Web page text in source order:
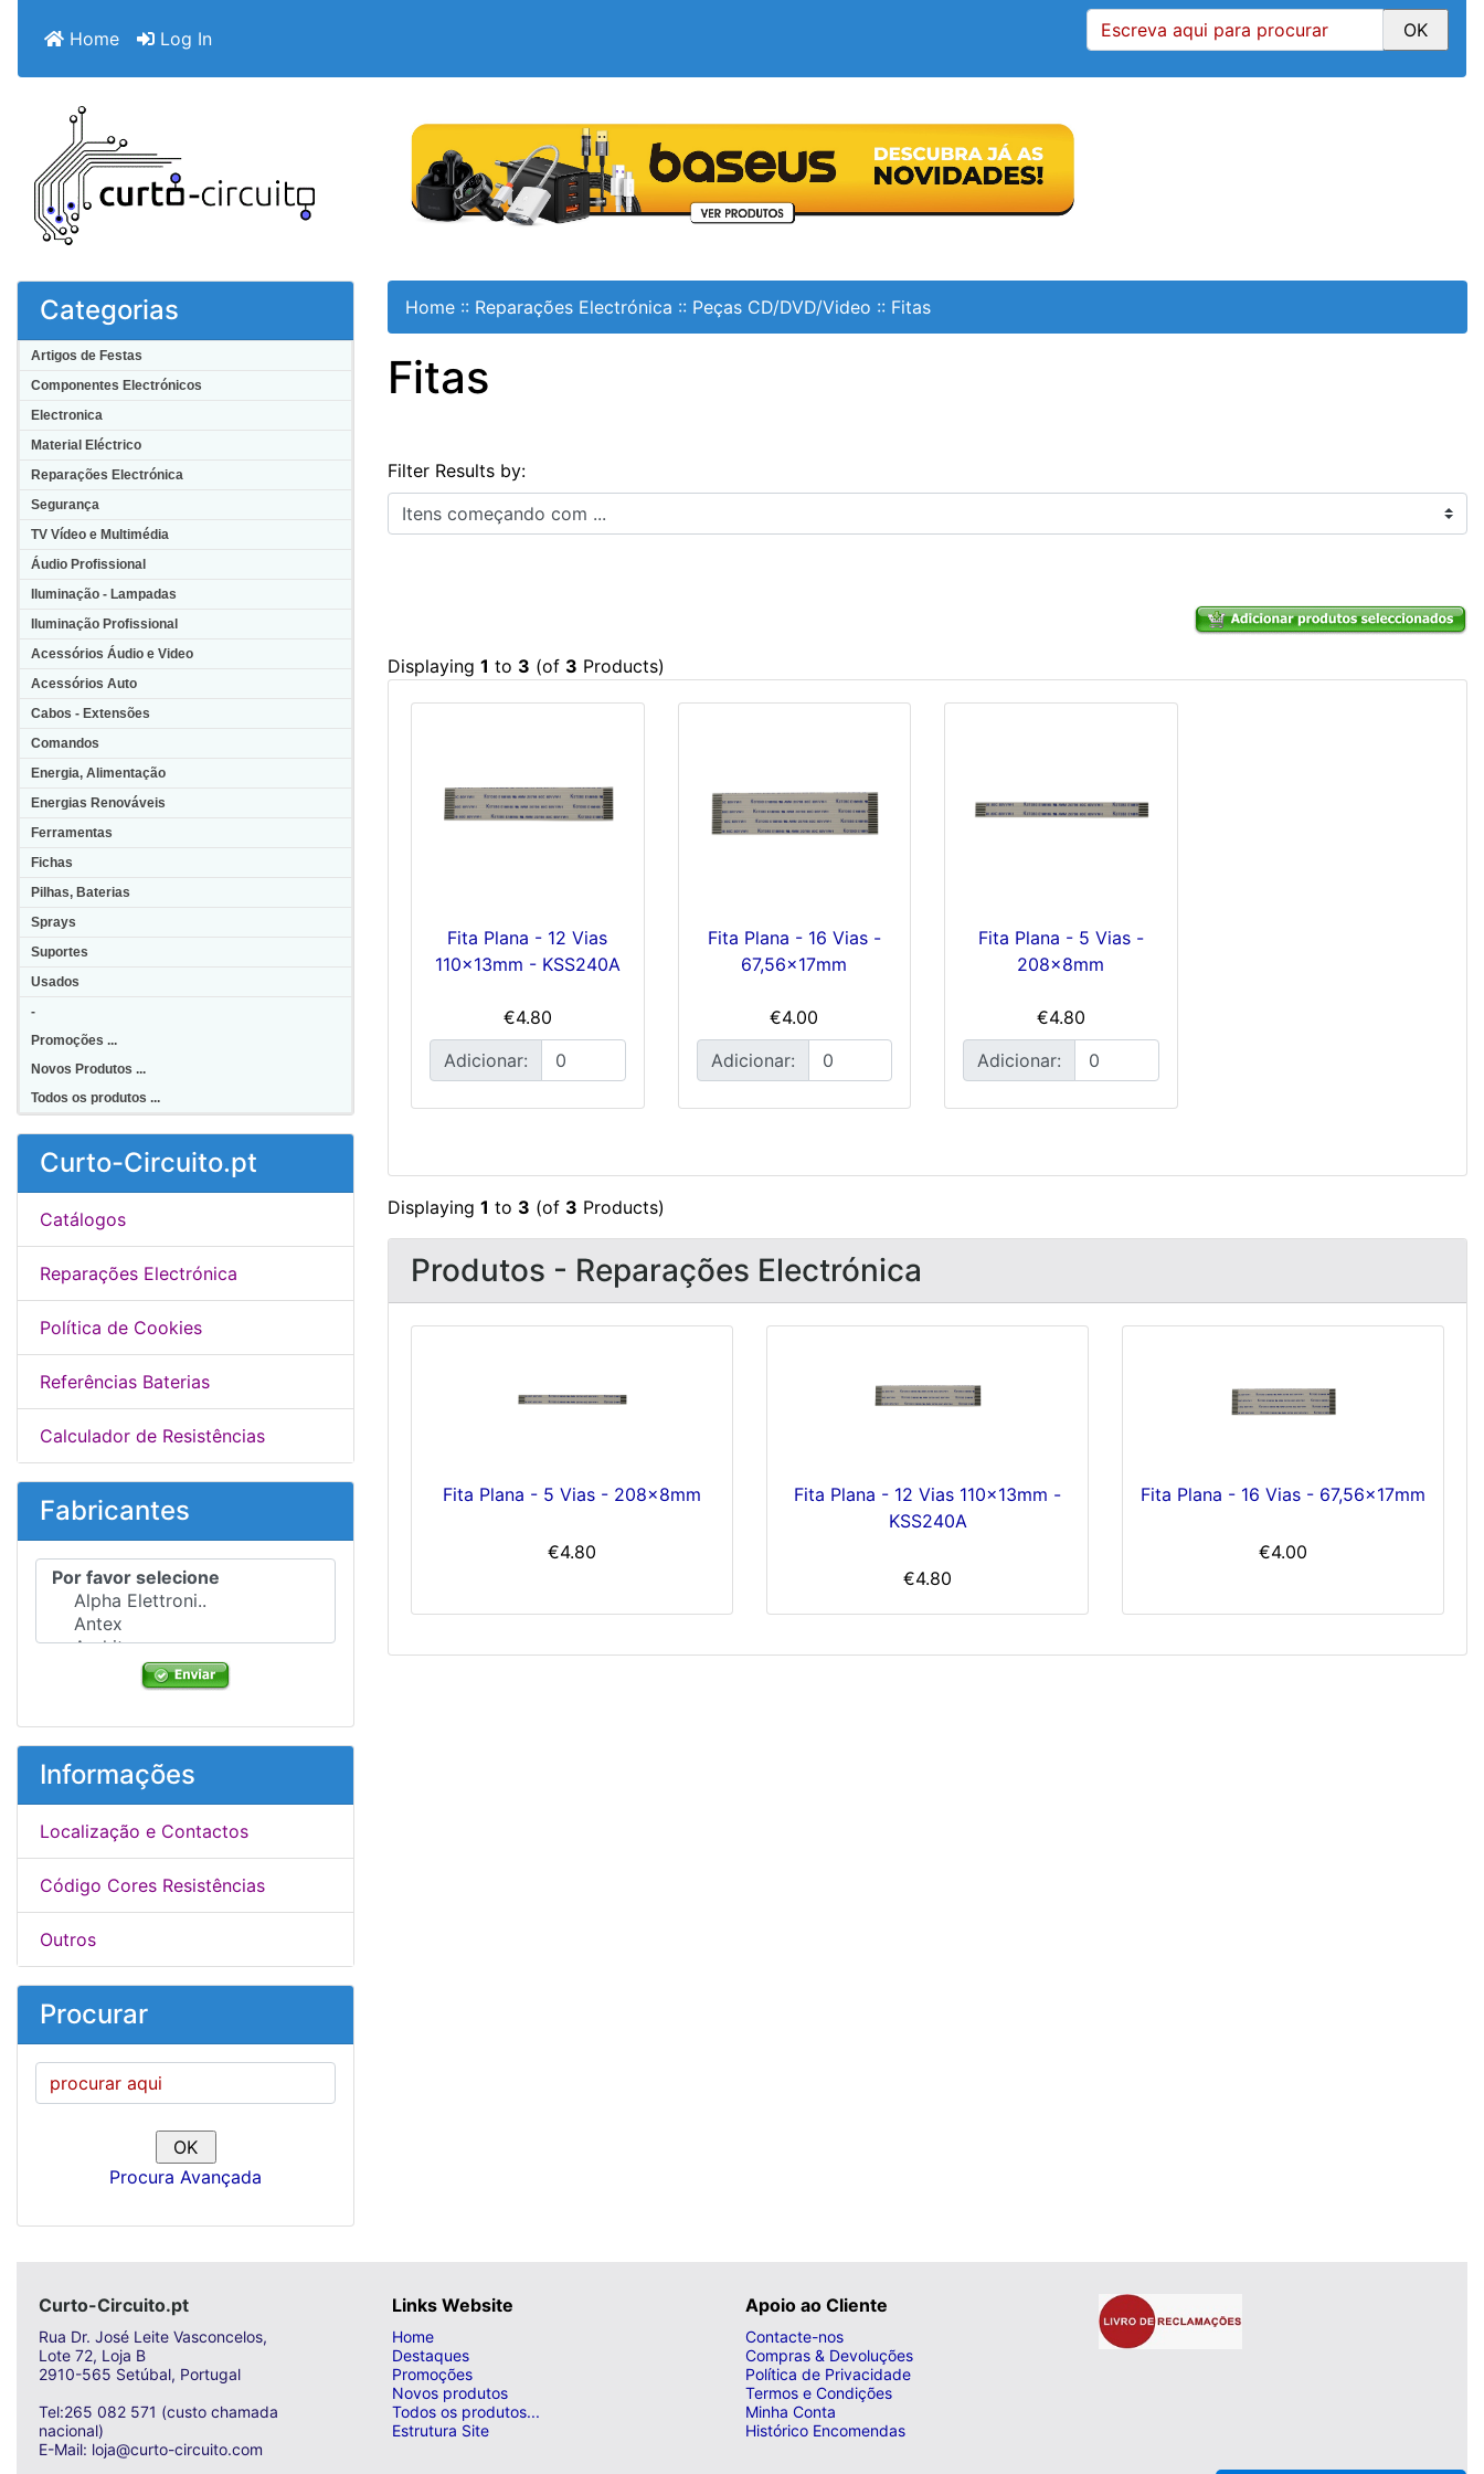
Home Log In
Categorias
Artigos de Festas
Componentes Electrónicos
Electronica
Material Eléctrico
Reparações Electrónica
Segurança
TV Vídeo e Multimédia
Áudio Profissional
Iluminação - Lampadas
Iluminação Profissional
Acessórios Áudio e Video
Acessórios Auto
Cabos - Extensões
Comandos
Energia, Alimentação
Energias Renováveis
Ferramentas
Fichas
Pilhas, Baterias
Sprays
Suportes
Usados
-
Promoções ...
Novos Produtos ...
Todos os produtos ...
Curto-Circuito.pt
Catálogos
Reparações Electrónica
Política de Cookies
Referências Baterias
Calculador de Resistências
Fabricantes
Por favor selecione ...
Informações
Localização e Contactos
Código Cores Resistências
Outros
Procurar
Procura Avançada
Home :: Reparações Electrónica :: Peças CD/DVD/Video :: Fitas
Fitas
Filter Results by:
Itens começando com ...
Displaying 1 to 3 (of 3 Products)
Fita Plana - 12 Vias
110x13mm - KSS240A
€4.80
Adicionar:
Fita Plana - 16 Vias -
67,56x17mm
€4.00
Adicionar:
Fita Plana - 5 Vias -
208x8mm
€4.80
Adicionar:
Displaying 1 to 3 (of 3 Products)
Produtos - Reparações Electrónica
Fita Plana - 5 Vias - 208x8mm
€4.80
Fita Plana - 12 Vias 110x13mm -
KSS240A
€4.80
Fita Plana - 16 Vias - 67,56x17mm
€4.00
Curto-Circuito.pt
Rua Dr. José Leite Vasconcelos,
Lote 72, Loja B
2910-565 Setúbal, Portugal
Tel:265 082 571 (custo chamada
nacional)
E-Mail: loja@curto-circuito.com
Links Website
Home
Destaques
Promoções
Novos produtos
Todos os produtos...
Estrutura Site
Apoio ao Cliente
Contacte-nos
Compras & Devoluções
Política de Privacidade
Termos e Condições
Minha Conta
Histórico Encomendas